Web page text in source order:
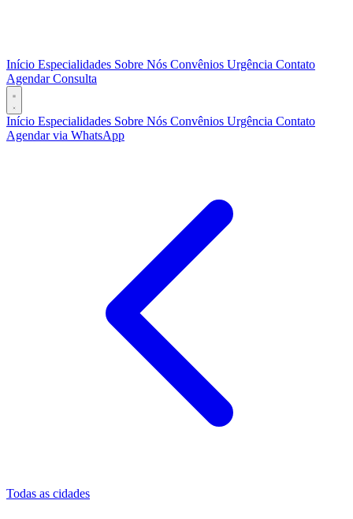
Início Especialidades Sobre Nós Convênios Urgência Contato
Agendar Consulta
Início Especialidades Sobre Nós Convênios Urgência Contato
Agendar via WhatsApp
Todas as cidades